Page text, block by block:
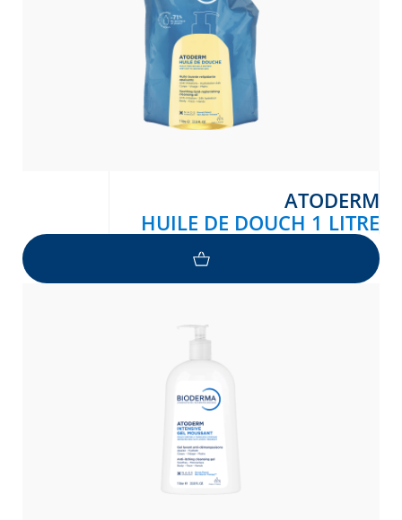
ATODERM
HUILE DE DOUCH 1 LITRE